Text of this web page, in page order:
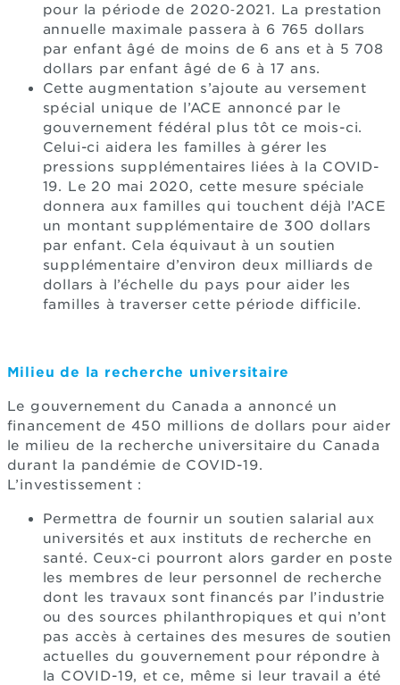
pour la période de 2020‑2021. La prestation
annuelle maximale passera à 6 765 dollars
par enfant âgé de moins de 6 ans et à 5 708
dollars par enfant âgé de 6 à 17 ans.
Cette augmentation s’ajoute au versement
spécial unique de l’ACE annoncé par le
gouvernement fédéral plus tôt ce mois-ci.
Celui-ci aidera les familles à gérer les
pressions supplémentaires liées à la COVID-
19. Le 20 mai 2020, cette mesure spéciale
donnera aux familles qui touchent déjà l’ACE
un montant supplémentaire de 300 dollars
par enfant. Cela équivaut à un soutien
supplémentaire d’environ deux milliards de
dollars à l’échelle du pays pour aider les
familles à traverser cette période difficile.
Milieu de la recherche universitaire
Le gouvernement du Canada a annoncé un
financement de 450 millions de dollars pour aider
le milieu de la recherche universitaire du Canada
durant la pandémie de COVID-19.
L’investissement :
Permettra de fournir un soutien salarial aux
universités et aux instituts de recherche en
santé. Ceux-ci pourront alors garder en poste
les membres de leur personnel de recherche
dont les travaux sont financés par l’industrie
ou des sources philanthropiques et qui n’ont
pas accès à certaines des mesures de soutien
actuelles du gouvernement pour répondre à
la COVID-19, et ce, même si leur travail a été